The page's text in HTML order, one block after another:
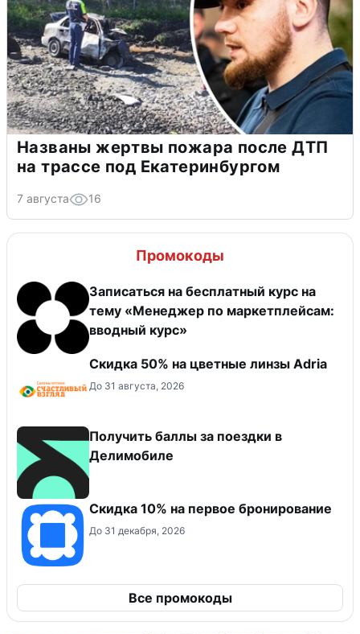
Названы жертвы пожара после ДТП
на трассе под Екатеринбургом
7 августа 16
Промокоды
Записаться на бесплатный курс на
тему «Менеджер по маркетплейсам:
вводный курс»
Скидка 50% на цветные линзы Adria
До 31 августа, 2026
Получить баллы за поездки в
Делимобиле
Скидка 10% на первое бронирование
До 31 декабря, 2026
Все промокоды